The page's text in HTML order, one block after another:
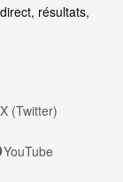
résultats,
X (Twitter)
YouTube